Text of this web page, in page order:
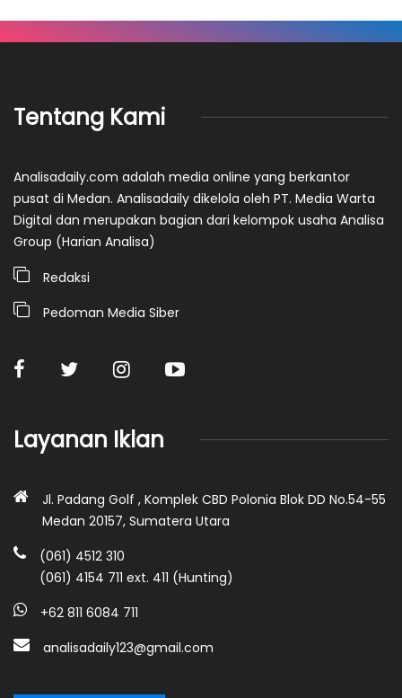
Tentang Kami
Analisadaily.com adalah media online yang berkantor
pusat di Medan. Analisadaily dikelola oleh PT. Media Warta
Digital dan merupakan bagian dari kelompok usaha Analisa
Group (Harian Analisa)
Redaksi
Pedoman Media Siber
Layanan Iklan
Jl. Padang Golf , Komplek CBD Polonia Blok DD No.54-55
Medan 20157, Sumatera Utara
(061) 4512 310
(061) 4154 711 ext. 411 (Hunting)
+62 811 6084 711
analisadaily123@gmail.com